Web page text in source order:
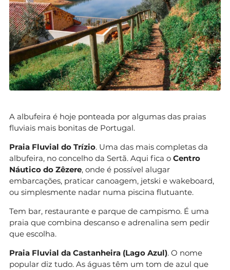
A albufeira é hoje ponteada por algumas das praias
fluviais mais bonitas de Portugal.
Praia Fluvial do Trízio. Uma das mais completas da
albufeira, no concelho da Sertã. Aqui fica o Centro
Náutico do Zêzere, onde é possível alugar
embarcações, praticar canoagem, jetski e wakeboard,
ou simplesmente nadar numa piscina flutuante.
Tem bar, restaurante e parque de campismo. É uma
praia que combina descanso e adrenalina sem pedir
que escolha.
Praia Fluvial da Castanheira (Lago Azul). O nome
popular diz tudo. As águas têm um tom de azul que